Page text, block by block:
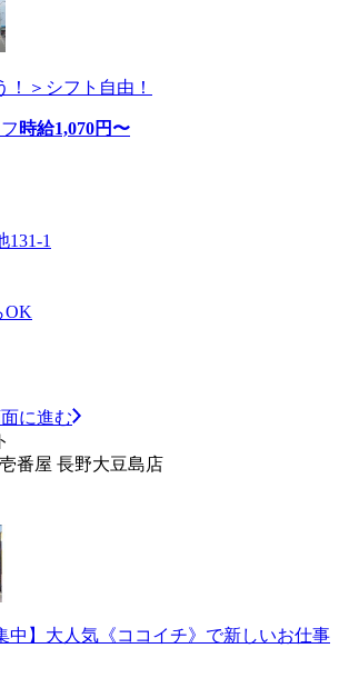
！＞シフト自由！
時給1,070円〜
131-1
OK
に進む
番屋 長野大豆島店
中】大人気《ココイチ》で新しいお仕事